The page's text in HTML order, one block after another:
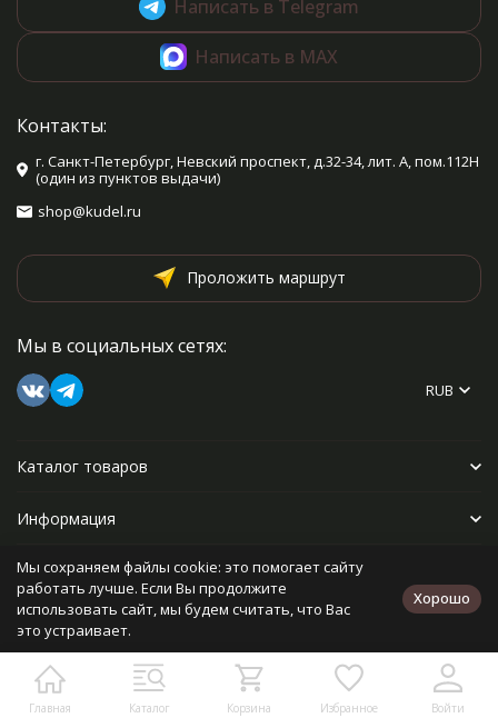
Главная Каталог Корзина Избранное Войти
Написать в Telegram
Написать в MAX
Контакты:
г. Санкт-Петербург, Невский проспект, д.32-34, лит. А, пом.112Н
(один из пунктов выдачи)
shop@kudel.ru
Проложить маршрут
Мы в социальных сетях:
RUB
Каталог товаров
Информация
Прочее
Политика персональных данных
Разработано в
bodysite.ru
Мы сохраняем файлы cookie: это помогает сайту
работать лучше. Если Вы продолжите
использовать сайт, мы будем считать, что Вас
это устраивает.
Хорошо